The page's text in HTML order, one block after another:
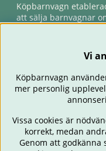
Köpbarnvagn
att sälja barnvagnar
förlossningsgaranti &
Vi
Köpbarnvagn
mer personlig
Vissa cookies är
korrekt, medan
Genom att godkänna